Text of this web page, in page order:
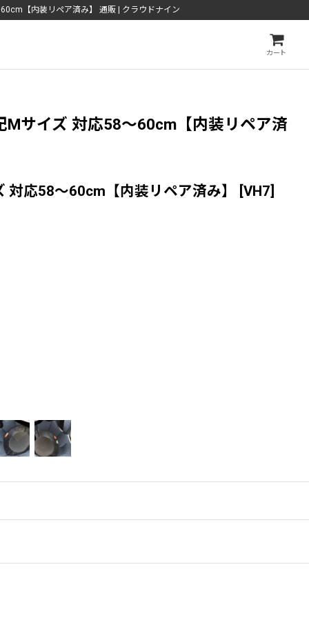
【内装リペア済み】 通販 | クラウドナイン
カート
サイズ 対応58〜60cm【内装リペア済
応58〜60cm【内装リペア済み】 [VH7]